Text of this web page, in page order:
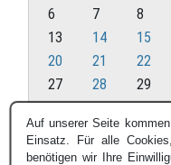
Juni 2022
6
7 8
13
14 15
20
21 22
27
28 29
« Mai Juli »
Auf unserer Seite
Einsatz. Für alle
benötigen wir Ihre